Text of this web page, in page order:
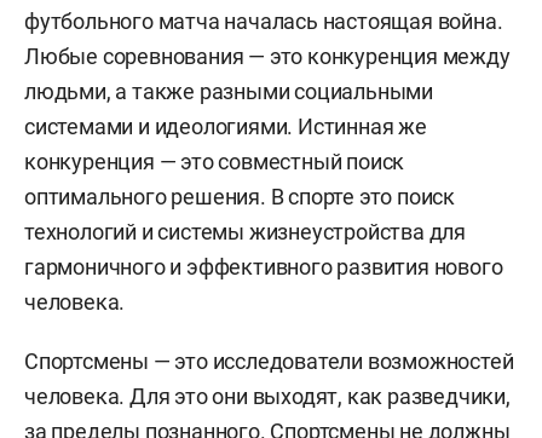
футбольного матча началась настоящая война.
Любые соревнования — это конкуренция между
людьми, а также разными социальными
системами и идеологиями. Истинная же
конкуренция — это совместный поиск
оптимального решения. В спорте это поиск
технологий и системы жизнеустройства для
гармоничного и эффективного развития нового
человека.
Спортсмены — это исследователи возможностей
человека. Для это они выходят, как разведчики,
за пределы познанного. Спортсмены не должны